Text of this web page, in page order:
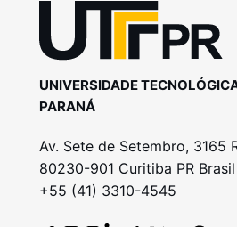
UNIVERSIDADE
PARANÁ
Av. Sete de Setembro, 3165
80230-901 Curitiba PR
+55 (41) 3310-4545